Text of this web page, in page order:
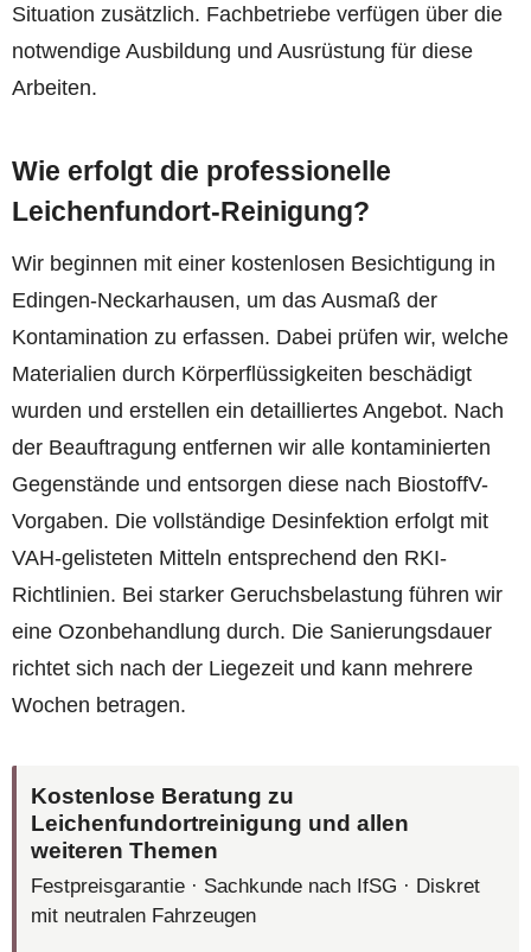
Situation zusätzlich. Fachbetriebe verfügen über die
notwendige Ausbildung und Ausrüstung für diese
Arbeiten.
Wie erfolgt die professionelle
Leichenfundort-Reinigung?
Wir beginnen mit einer kostenlosen Besichtigung in
Edingen-Neckarhausen, um das Ausmaß der
Kontamination zu erfassen. Dabei prüfen wir, welche
Materialien durch Körperflüssigkeiten beschädigt
wurden und erstellen ein detailliertes Angebot. Nach
der Beauftragung entfernen wir alle kontaminierten
Gegenstände und entsorgen diese nach BiostoffV-
Vorgaben. Die vollständige Desinfektion erfolgt mit
VAH-gelisteten Mitteln entsprechend den RKI-
Richtlinien. Bei starker Geruchsbelastung führen wir
eine Ozonbehandlung durch. Die Sanierungsdauer
richtet sich nach der Liegezeit und kann mehrere
Wochen betragen.
Kostenlose Beratung zu
Leichenfundortreinigung und allen
weiteren Themen
Festpreisgarantie · Sachkunde nach IfSG · Diskret
mit neutralen Fahrzeugen